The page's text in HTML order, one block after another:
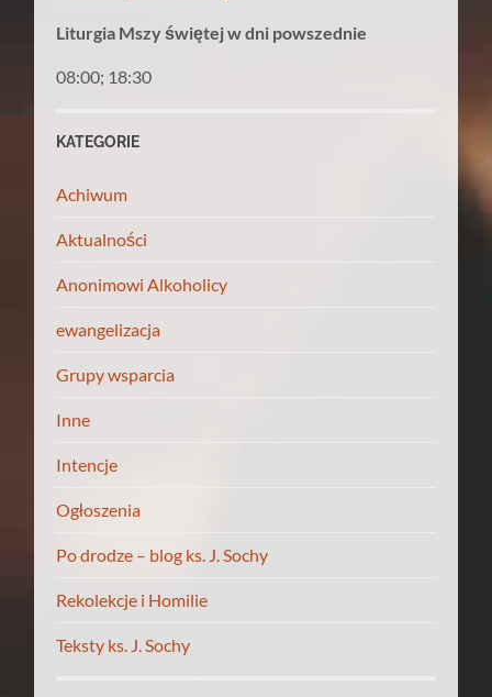
Liturgia Mszy świętej w dni powszednie
08:00; 18:30
KATEGORIE
Achiwum
Aktualności
Anonimowi Alkoholicy
ewangelizacja
Grupy wsparcia
Inne
Intencje
Ogłoszenia
Po drodze – blog ks. J. Sochy
Rekolekcje i Homilie
Teksty ks. J. Sochy